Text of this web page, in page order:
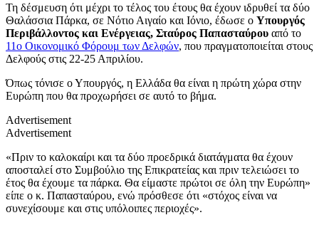
Τη δέσμευση ότι μέχρι το τέλος του έτους θα έχουν ιδρυθεί τα δύο
Θαλάσσια Πάρκα, σε Νότιο Αιγαίο και Ιόνιο, έδωσε ο Υπουργός
Περιβάλλοντος και Ενέργειας, Σταύρος Παπασταύρου από το
11ο Οικονομικό Φόρουμ των Δελφών, που πραγματοποιείται στους
Δελφούς στις 22-25 Απριλίου.
Όπως τόνισε ο Υπουργός, η Ελλάδα θα είναι η πρώτη χώρα στην
Ευρώπη που θα προχωρήσει σε αυτό το βήμα.
Advertisement
Advertisement
«Πριν το καλοκαίρι και τα δύο προεδρικά διατάγματα θα έχουν
αποσταλεί στο Συμβούλιο της Επικρατείας και πριν τελειώσει το
έτος θα έχουμε τα πάρκα. Θα είμαστε πρώτοι σε όλη την Ευρώπη»
είπε ο κ. Παπασταύρου, ενώ πρόσθεσε ότι «στόχος είναι να
συνεχίσουμε και στις υπόλοιπες περιοχές».